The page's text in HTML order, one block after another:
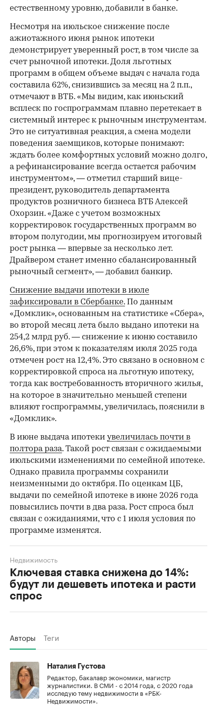
естественному уровню, добавили в банке.
Несмотря на июльское снижение после
ажиотажного июня рынок ипотеки
демонстрирует уверенный рост, в том числе за
счет рыночной ипотеки. Доля льготных
программ в общем объеме выдач с начала года
составила 62%, снизившись за месяц на 2 п.п.,
отмечают в ВТБ. «Мы видим, как июньский
всплеск по госпрограммам плавно перетекает в
системный интерес к рыночным инструментам.
Это не ситуативная реакция, а смена модели
поведения заемщиков, которые понимают:
ждать более комфортных условий можно долго,
а рефинансирование всегда остается рабочим
инструментом», — отметил старший вице-
президент, руководитель департамента
продуктов розничного бизнеса ВТБ Алексей
Охорзин. «Даже с учетом возможных
корректировок государственных программ во
втором полугодии, мы прогнозируем итоговый
рост рынка — впервые за несколько лет.
Драйвером станет именно сбалансированный
рыночный сегмент», — добавил банкир.
Снижение выдачи ипотеки в июле
зафиксировали в Сбербанке. По данным
«Домклик», основанным на статистике «Сбера»,
во второй месяц лета было выдано ипотеки на
254,2 млрд руб. — снижение к июню составило
26,6%, при этом к показателям июля 2025 года
отмечен рост на 12,4%. Это связано в основном с
корректировкой спроса на льготную ипотеку,
тогда как востребованность вторичного жилья,
на которое в значительно меньшей степени
влияют госпрограммы, увеличилась, пояснили в
«Домклик».
В июне выдача ипотеки увеличилась почти в
полтора раза. Такой рост связан с ожидаемыми
июльскими изменениями по семейной ипотеке.
Однако правила программы сохранили
неизменными до октября. По оценкам ЦБ,
выдачи по семейной ипотеке в июне 2026 года
повысились почти в два раза. Рост спроса был
связан с ожиданиями, что с 1 июля условия по
программе изменятся.
Ключевая ставка снижена до 14%:
будут ли дешеветь ипотека и расти
спрос
Недвижимость
Авторы Теги
Наталия Густова
Редактор, бакалавр экономики, магистр
журналистики. В СМИ - с 2014 года, с 2020 года
исследую тему недвижимости в «РБК-
Недвижимости».